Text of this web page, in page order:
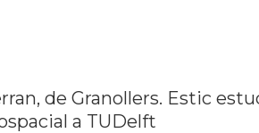
de Granollers. Estic
a TUDelft